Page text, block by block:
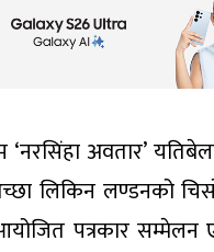
अवतार’
लिकिन लण्डनको
पत्रकार